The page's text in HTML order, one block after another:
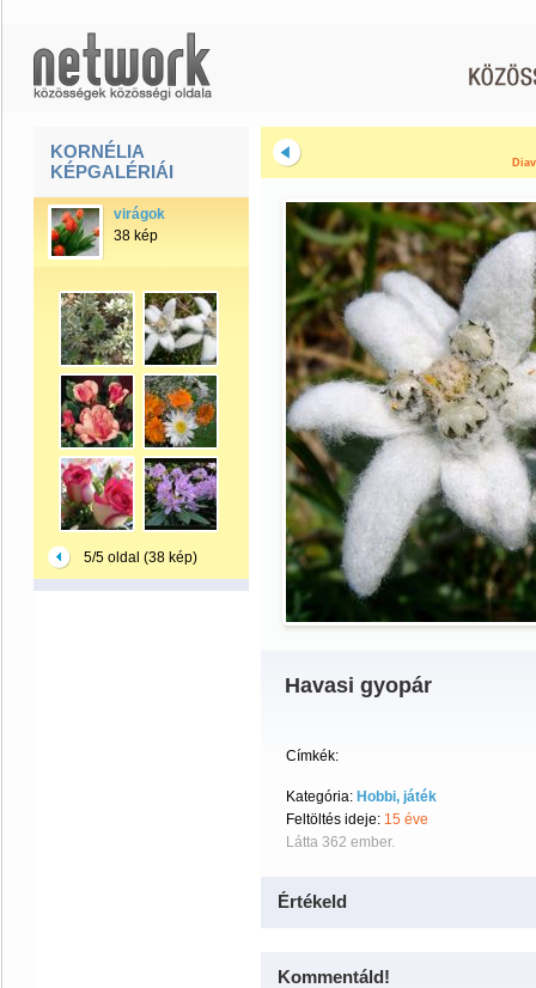
KORNÉLIA
KÉPGALÉRIÁI
virágok
38 kép
5/5 oldal (38 kép)
Havasi gyopár
Címkék:
Kategória: Hobbi, játék
Feltöltés ideje: 15 éve
Látta 362 ember.
Értékeld
Kommentáld!